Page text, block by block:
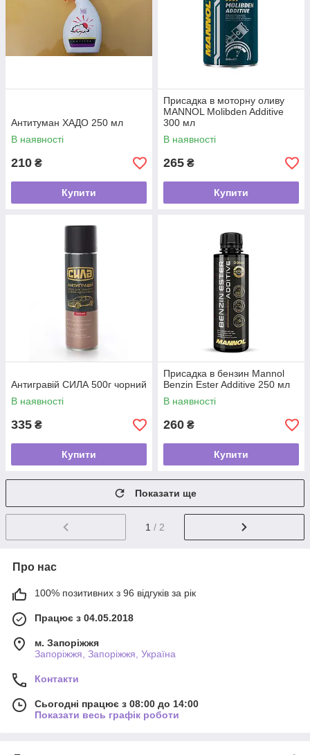
Антитуман ХАДО 250 мл
В наявності
210 ₴
Купити
Присадка в моторну оливу
MANNOL Molibden Additive
300 мл
В наявності
265 ₴
Купити
Антигравій СИЛА 500г чорний
В наявності
335 ₴
Купити
Присадка в бензин Mannol
Benzin Ester Additive 250 мл
В наявності
260 ₴
Купити
Показати ще
1 / 2
Про нас
100% позитивних з 96 відгуків за рік
Працює з 04.05.2018
м. Запоріжжя
Запоріжжя, Запоріжжя, Україна
Контакти
Сьогодні працює з 08:00 до 14:00
Показати весь графік роботи